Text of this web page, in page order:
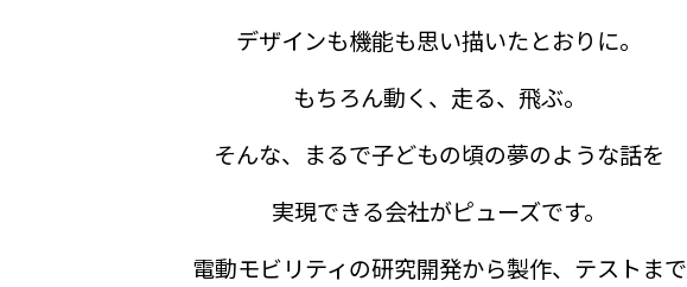
デザインも機能も思い描いたとおりに。
もちろん動く、走る、飛ぶ。
そんな、まるで子どもの頃の夢のような話を
実現できる会社がピューズです。
電動モビリティの研究開発から製作、テストまで